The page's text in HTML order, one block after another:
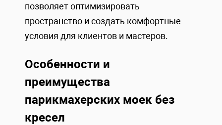
позволяет оптимизировать
пространство и создать комфортные
условия для клиентов и мастеров.
Особенности и
преимущества
парикмахерских моек без
кресел